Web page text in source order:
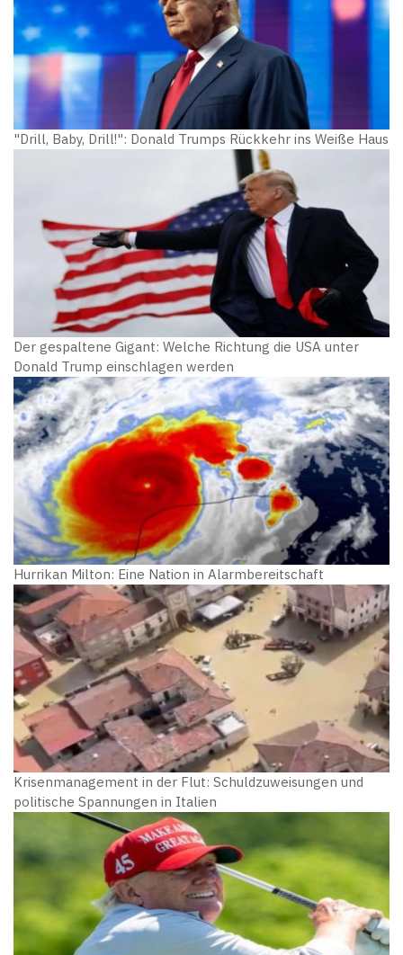
"Drill, Baby, Drill!": Donald Trumps Rückkehr ins Weiße Haus
Der gespaltene Gigant: Welche Richtung die USA unter
Donald Trump einschlagen werden
Hurrikan Milton: Eine Nation in Alarmbereitschaft
Krisenmanagement in der Flut: Schuldzuweisungen und
politische Spannungen in Italien